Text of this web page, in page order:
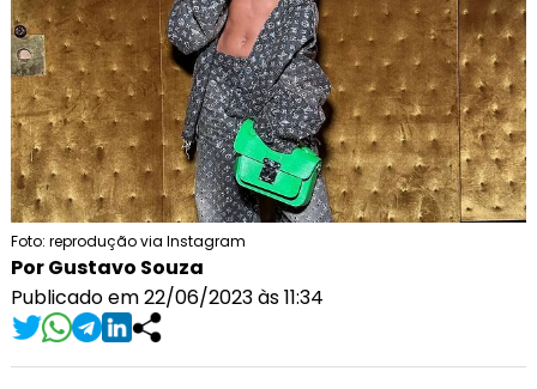
Foto: reprodução via Instagram
Por Gustavo Souza
Publicado em 22/06/2023 às 11:34